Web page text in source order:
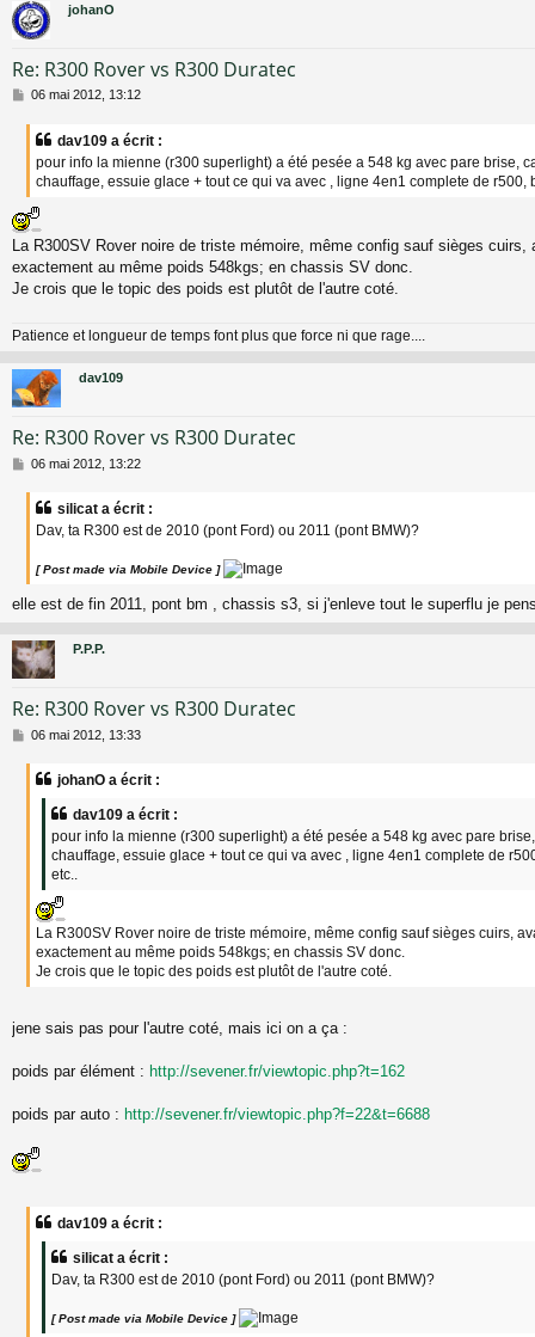
johanO
Re: R300 Rover vs R300 Duratec
M
e
06 mai 2012, 13:12
dav109 a écrit :
pour info la mienne (r300 superlight) a été pesée a 548 kg avec pare brise,
chauffage, essuie glace + tout ce qui va avec , ligne 4en1 complete de r500,
La R300SV Rover noire de triste mémoire, même config sauf sièges cuirs,
exactement au même poids 548kgs; en chassis SV donc.
Je crois que le topic des poids est plutôt de l'autre coté.
Patience et longueur de temps font plus que force ni que rage....
dav109
Re: R300 Rover vs R300 Duratec
M
06 mai 2012, 13:22
silicat a écrit :
Dav, ta R300 est de 2010 (pont Ford) ou 2011 (pont BMW)?
[ Post made via Mobile Device ]
elle est de fin 2011, pont bm , chassis s3, si j'enleve tout le superflu je
P.P.P.
Re: R300 Rover vs R300 Duratec
M
06 mai 2012, 13:33
johanO a écrit :
dav109 a écrit :
pour info la mienne (r300 superlight) a été pesée a 548 kg avec pare
chauffage, essuie glace + tout ce qui va avec , ligne 4en1 complete de
etc..
La R300SV Rover noire de triste mémoire, même config sauf sièges cuirs,
exactement au même poids 548kgs; en chassis SV donc.
Je crois que le topic des poids est plutôt de l'autre coté.
jene sais pas pour l'autre coté, mais ici on a ça :
poids par élément : http://sevener.fr/viewtopic.php?t=162
poids par auto : http://sevener.fr/viewtopic.php?f=22&t=6688
dav109 a écrit :
silicat a écrit :
Dav, ta R300 est de 2010 (pont Ford) ou 2011 (pont BMW)?
[ Post made via Mobile Device ]